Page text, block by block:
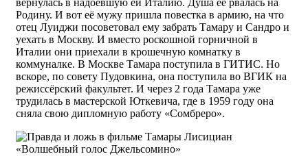
Родину. И вот её мужу пришла повестка в армию, на что
отец Луиджи посоветовал ему забрать Тамару и Сандро и
уехать в Москву. И вместо роскошной горничной в
Италии они приехали в крошечную комнатку в
коммуналке. В Москве Тамара поступила в ГИТИС. Но
вскоре, по совету Пудовкина, она поступила во ВГИК на
режиссёрский факультет. И через 2 года Тамара уже
трудилась в мастерской Юткевича, где в 1959 году она
сняла свою дипломную работу «Сомбреро».